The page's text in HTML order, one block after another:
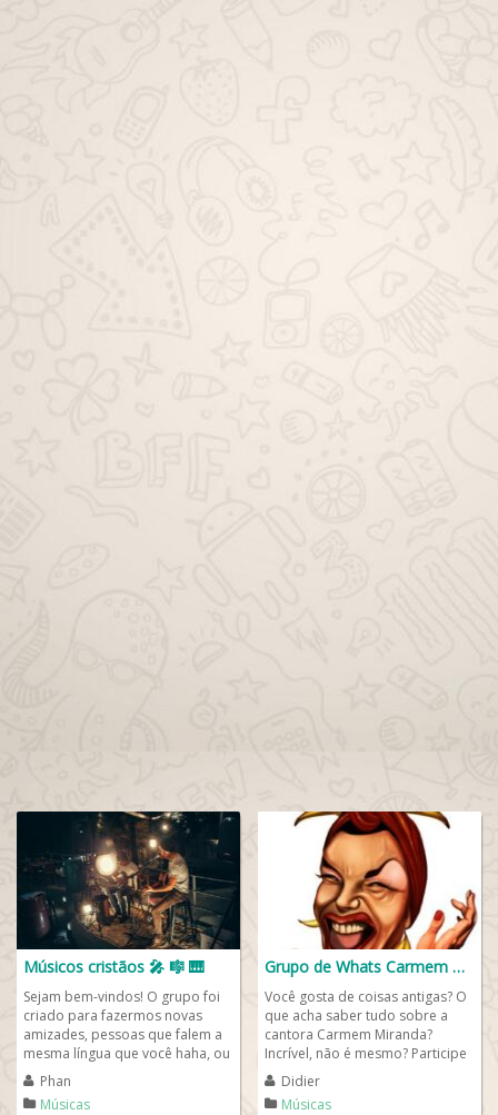
Músicos cristãos 🎤 🎼 🎹
Sejam bem-vindos! O grupo foi
criado para fazermos novas
amizades, pessoas que falem a
mesma língua que você haha, ou
seja, para músicos cristãos que...
Phan
Músicas
Grupo de Whats Carmem Miranda
Você gosta de coisas antigas? O
que acha saber tudo sobre a
cantora Carmem Miranda?
Incrível, não é mesmo? Participe
do melhor grupo de musicas
whatsapp...
Didier
Músicas